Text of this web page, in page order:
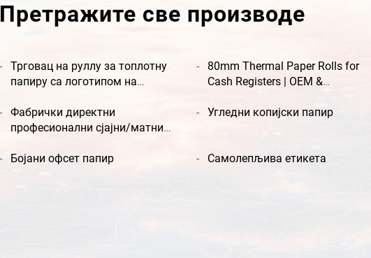
Претражите све производе
Трговац на руллу за топлотну
папиру са логотипом на
на задатке
80mm Thermal Paper Rolls for
Cash Registers | OEM &
Фабрички директни
професионални сјајни/матни
ласерско/инкџет штампање
Угледни копијски папир
Бојани офсет папир Самолепљива етикета